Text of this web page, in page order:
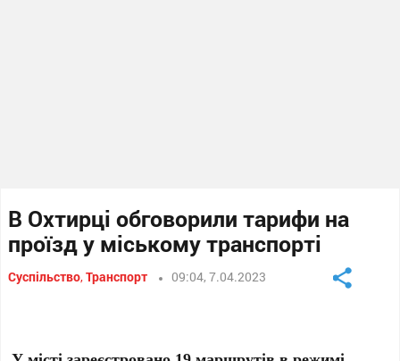
В Охтирці обговорили тарифи на
проїзд у міському транспорті
Суспільство,Транспорт 09:04, 7.04.2023